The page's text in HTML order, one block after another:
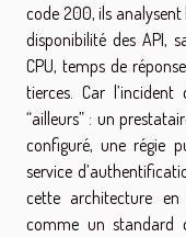
code 200, ils analysent
disponibilité des API,
CPU, temps de
tierces. Car
“ailleurs” : un
configuré, une régie
service
cette architecture en
comme un standard